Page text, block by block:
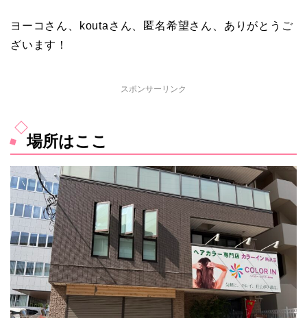
ヨーコさん、koutaさん、匿名希望さん、ありがとうご
ざいます！
スポンサーリンク
場所はここ